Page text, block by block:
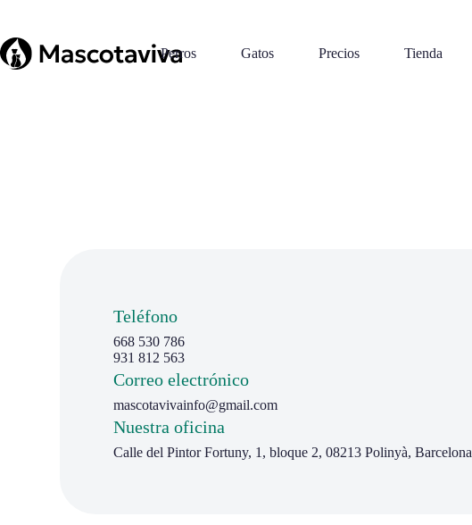
Perros Gatos Precios Tienda
Teléfono
668 530 786
931 812 563
Correo electrónico
mascotavivainfo@gmail.com
Nuestra oficina
Calle del Pintor Fortuny, 1, bloque 2, 08213 Polinyà, Barcelona